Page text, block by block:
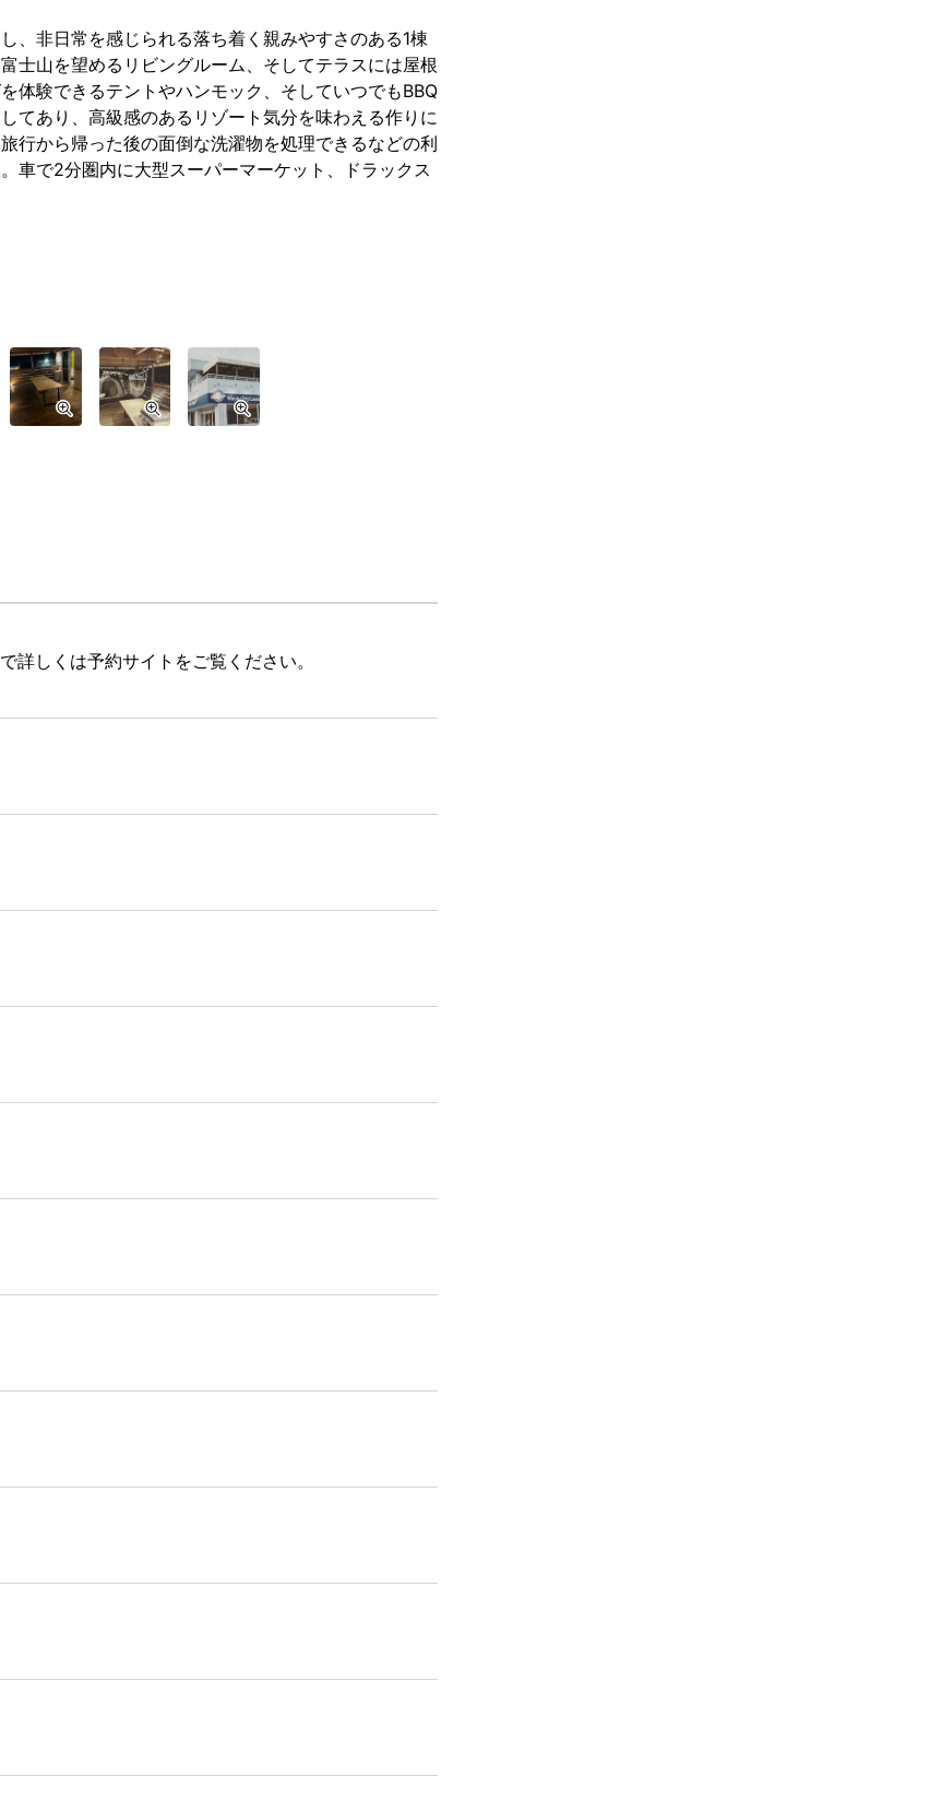
、非日常を感じられる落ち着く親みやすさのある1棟
士山を望めるリビングルーム、そしてテラスには屋根
体験できるテントやハンモック、そしていつでもBBQ
てあり、高級感のあるリゾート気分を味わえる作りに
行から帰った後の面倒な洗濯物を処理できるなどの利
車で2分圏内に大型スーパーマーケット、ドラックス
しくは予約サイトをご覧ください。